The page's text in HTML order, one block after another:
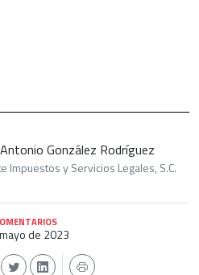
Antonio González Rodríguez
Impuestos y Servicios Legales, S.C.
de 2023